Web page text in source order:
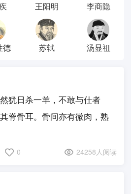
王阳明 李商隐
德 苏轼 汤显祖
日杀一羊，不敢与仕者
脊骨耳。骨间亦有微肉，熟
0 24258人阅读